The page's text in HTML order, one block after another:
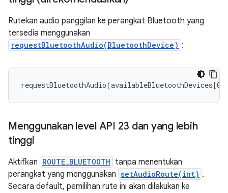
Rutekan audio panggilan ke perangkat Bluetooth yang
tersedia menggunakan
requestBluetoothAudio(BluetoothDevice) :
requestBluetoothAudio(availableBluetoothDevices[0
Menggunakan level API 23 dan yang lebih
tinggi
Aktifkan ROUTE_BLUETOOTH tanpa menentukan
perangkat yang menggunakan setAudioRoute(int) .
Secara default, pemilihan rute ini akan dilakukan ke